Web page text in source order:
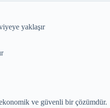
yaklaşır
ve güvenli bir çözümdür.